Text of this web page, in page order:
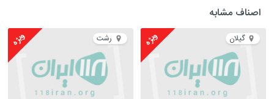
اصناف مشابه
گیلان ویژه رشت ویژه